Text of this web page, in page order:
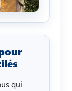
qui